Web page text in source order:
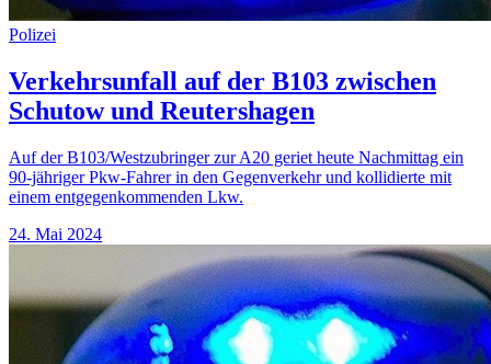
Polizei
Verkehrsunfall auf der B103 zwischen
Schutow und Reutershagen
Auf der B103/Westzubringer zur A20 geriet heute Nachmittag ein
90-jähriger Pkw-Fahrer in den Gegenverkehr und kollidierte mit
einem entgegenkommenden Lkw.
24. Mai 2024